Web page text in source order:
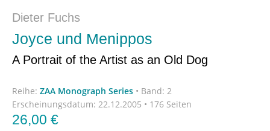
Dieter Fuchs
Joyce und Menippos
A Portrait of the Artist as an Old Dog
Reihe: ZAA Monograph Series • Band: 2
Erscheinungsdatum: 22.12.2005 • 176 Seiten
26,00 €